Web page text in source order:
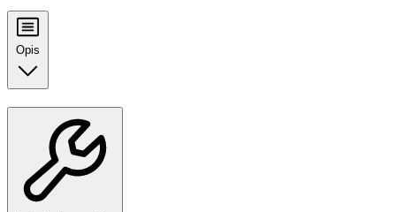
Opis